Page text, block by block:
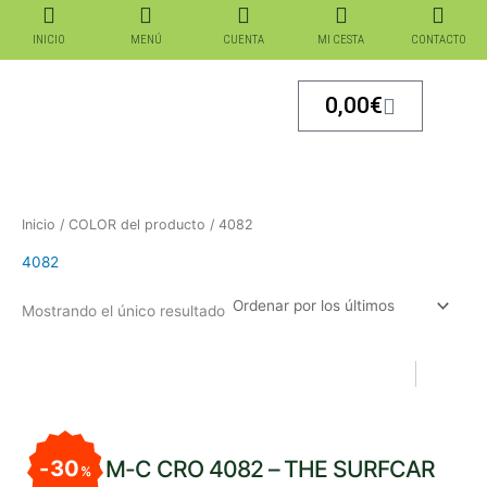
contenido
INICIO MENÚ CUENTA MI CESTA CONTACTO
0,00€Carrito
Inicio / COLOR del producto / 4082
4082
Mostrando el único resultado
30%
POLO M-C CRO 4082 – THE SURFCAR
original
era: actual
es: